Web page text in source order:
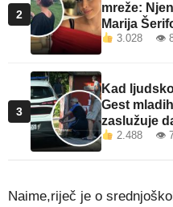
2
mreže:
Marija
3.028 👁
3
Kad
Gest
zaslužuje
2.488 👁
Naime,riječ je o